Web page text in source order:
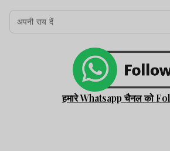
हमारे Whatsapp चैनल को